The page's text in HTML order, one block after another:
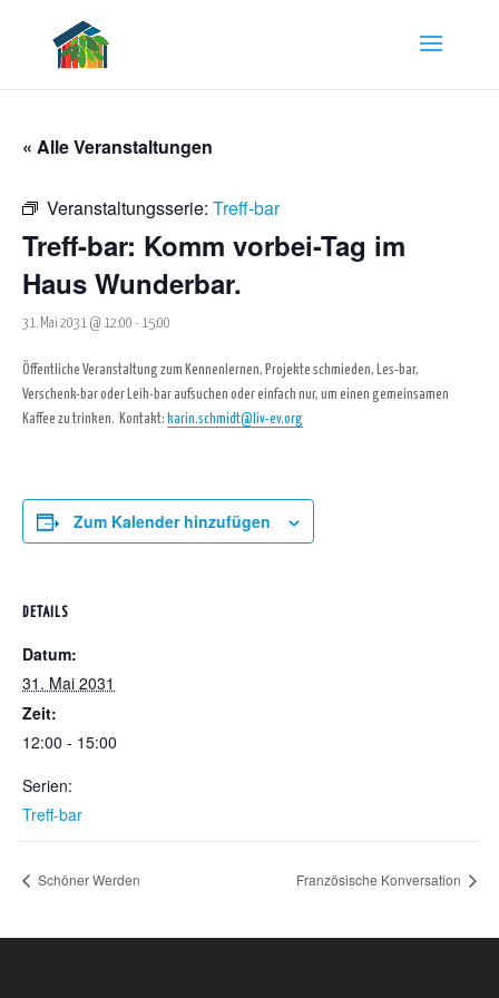
« Alle Veranstaltungen
Veranstaltungsserie: Treff-bar
Treff-bar: Komm vorbei-Tag im
Haus Wunderbar.
31. Mai 2031 @ 12:00 - 15:00
Öffentliche Veranstaltung zum Kennenlernen, Projekte schmieden, Les-bar,
Verschenk-bar oder Leih-bar aufsuchen oder einfach nur, um einen gemeinsamen
Kaffee zu trinken. Kontakt: karin.schmidt@liv-ev.org
Zum Kalender hinzufügen
DETAILS
Datum:
31. Mai 2031
Zeit:
12:00 - 15:00
Serien:
Treff-bar
Schöner Werden Französische Konversation